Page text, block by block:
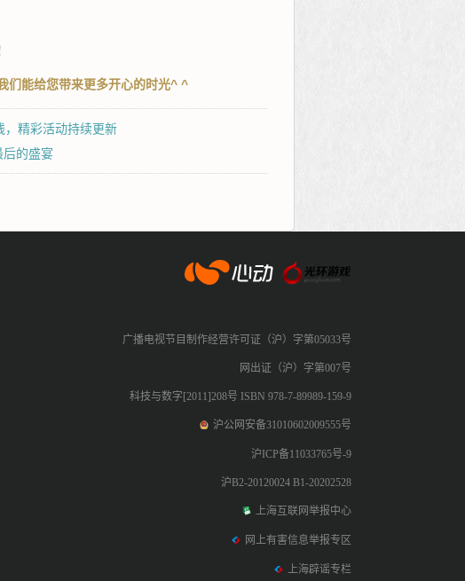
们能给您带来更多开心的时光^ ^
，精彩活动持续更新
后的盛宴
广播电视节目制作经营许可证（沪）字第05033号
网出证（沪）字第007号
科技与数字[2011]208号 ISBN 978-7-89989-159-9
沪公网安备31010602009555号
沪ICP备11033765号-9
沪B2-20120024 B1-20202528
上海互联网举报中心
网上有害信息举报专区
上海辟谣专栏
心动网络